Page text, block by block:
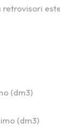
retrovisori
(dm3)
(dm3)